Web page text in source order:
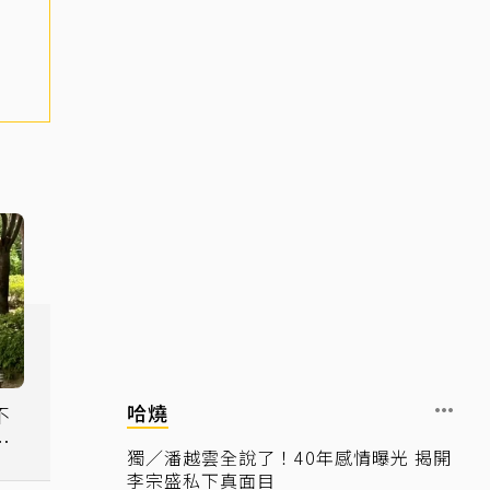
哈燒
獨／潘越雲全說了！40年感情曝光 揭開
李宗盛私下真面目